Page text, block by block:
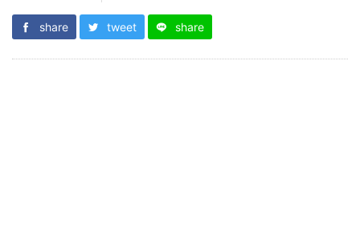
share tweet share